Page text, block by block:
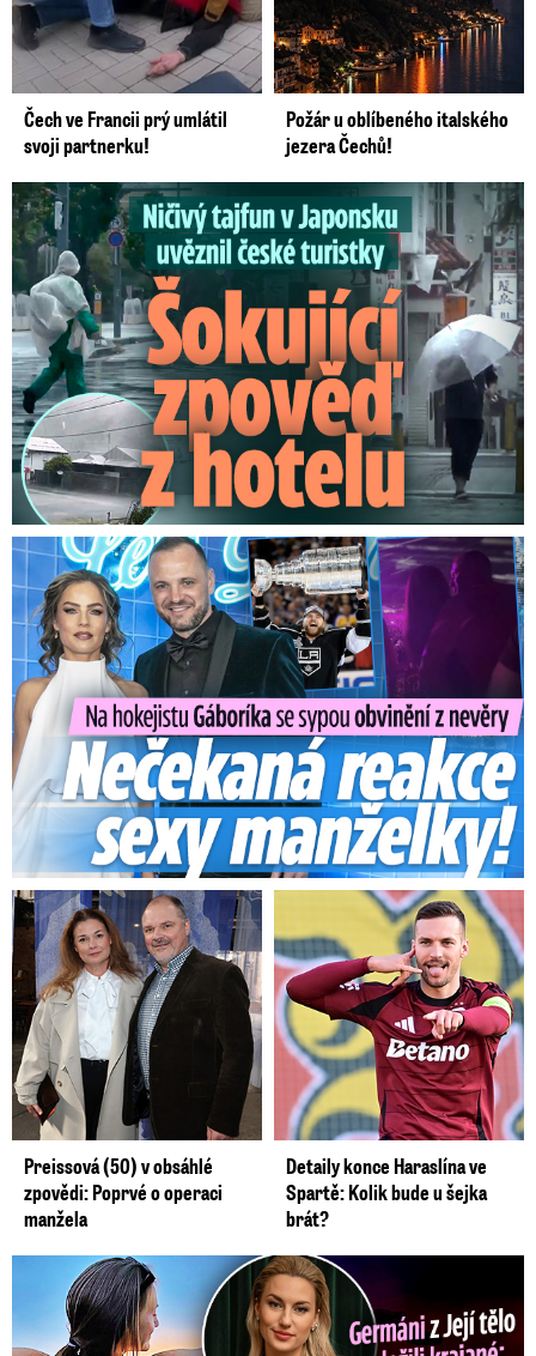
Čech ve Francii prý umlátil
svoji partnerku!
Požár u oblíbeného italského
jezera Čechů!
Ničivý tajfun uvěznil české turistky: Šokující zpověď
Na Gáboríka se sypou obvinění z nevěry: Reakce manželky!
Preissová (50) v obsáhlé
zpovědi: Poprvé o operaci
manžela
Detaily konce Haraslína ve
Spartě: Kolik bude u šejka
brát?
Germáni z Jejího těla: Odstěhuj se, vzkázali jí krajané